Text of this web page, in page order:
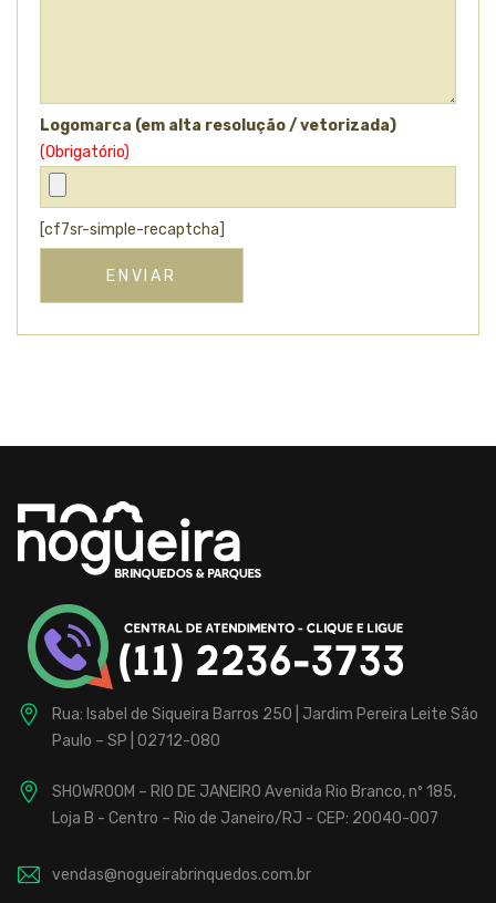
Logomarca (em alta resolução / vetorizada)
(Obrigatório)
[cf7sr-simple-recaptcha]
Rua: Isabel de Siqueira Barros 250 | Jardim Pereira Leite São
Paulo – SP | 02712-080
SHOWROOM – RIO DE JANEIRO Avenida Rio Branco, nº 185,
Loja B - Centro – Rio de Janeiro/RJ - CEP: 20040-007
vendas@nogueirabrinquedos.com.br